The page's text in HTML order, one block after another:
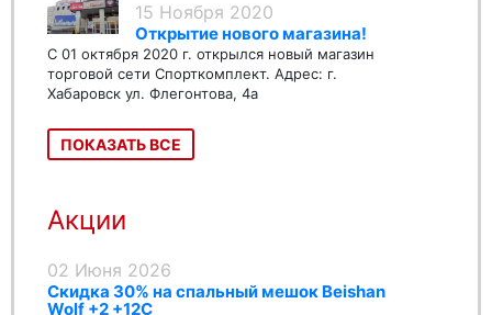
15 Ноября 2020
Открытие нового магазина!
С 01 октября 2020 г. открылся новый магазин
торговой сети Спорткомплект. Адрес: г.
Хабаровск ул. Флегонтова, 4а
ПОКАЗАТЬ ВСЕ
Акции
02 Июня 2026
Скидка 30% на спальный мешок Beishan
Wolf +2 +12C